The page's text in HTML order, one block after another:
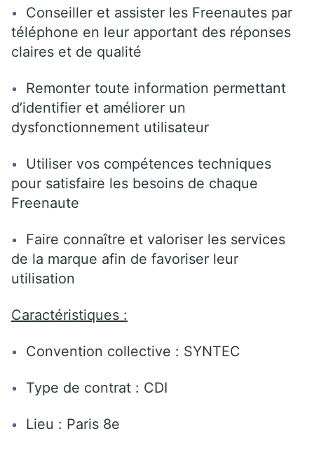
Conseiller et assister les Freenautes par
téléphone en leur apportant des réponses
claires et de qualité
Remonter toute information permettant
d’identifier et améliorer un
dysfonctionnement utilisateur
Utiliser vos compétences techniques
pour satisfaire les besoins de chaque
Freenaute
Faire connaître et valoriser les services
de la marque afin de favoriser leur
utilisation
Caractéristiques :
Convention collective : SYNTEC
Type de contrat : CDI
Lieu : Paris 8e